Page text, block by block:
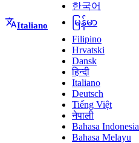
Italiano
한국어
မြန်မာ
Filipino
Hrvatski
Dansk
हिन्दी
Italiano
Deutsch
Tiếng Việt
नेपाली
Bahasa Indonesia
Bahasa Melayu